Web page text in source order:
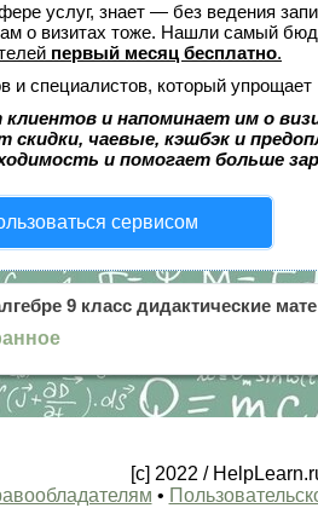
услуг, знает — без ведения
о визитах тоже. Нашли самый
первый месяц бесплатно.
и специалистов, который упрощает
и напоминает им о
скидки, чаевые, кэшбэк и
и помогает больше
сервисом
9 класс дидактические
[c] 2022 /
•